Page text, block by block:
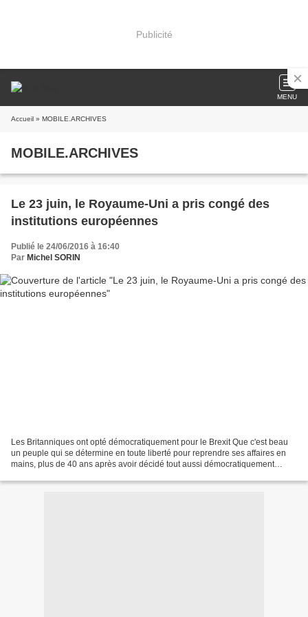
Publicité
MENU
Accueil » MOBILE.ARCHIVES
MOBILE.ARCHIVES
Le 23 juin, le Royaume-Uni a pris congé des
institutions européennes
Publié le 24/06/2016 à 16:40
Par Michel SORIN
Les Britanniques ont opté démocratiquement pour le Brexit Que c'est beau
un peuple qui se détermine en toute liberté pour reprendre ses affaires en
mains, plus de 40 ans après avoir décidé tout aussi démocratiquement